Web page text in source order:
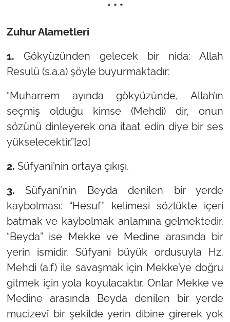
* * *
Zuhur Alametleri
1. Gökyüzünden gelecek bir nida: Allah
Resulü (s.a.a) şöyle buyurmaktadır:
“Muharrem ayında gökyüzünde, Allah’ın
seçmiş olduğu kimse (Mehdi) dir, onun
sözünü dinleyerek ona itaat edin diye bir ses
yükselecektir.”[20]
2. Süfyani’nin ortaya çıkışı.
3. Süfyani’nin Beyda denilen bir yerde
kaybolması: “Hesuf” kelimesi sözlükte içeri
batmak ve kaybolmak anlamına gelmektedir.
“Beyda” ise Mekke ve Medine arasında bir
yerin ismidir. Süfyani büyük ordusuyla Hz.
Mehdi (a.f) ile savaşmak için Mekke’ye doğru
gitmek için yola koyulacaktır. Onlar Mekke ve
Medine arasında Beyda denilen bir yerde
mucizevî bir şekilde yerin dibine girerek yok